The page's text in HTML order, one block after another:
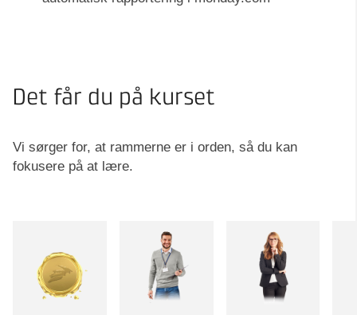
Det får du på kurset
Vi sørger for, at rammerne er i orden, så du kan
fokusere på at lære.